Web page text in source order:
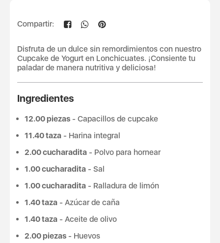
Compartir:
Disfruta de un dulce sin remordimientos con nuestro
Cupcake de Yogurt en Lonchicuates. ¡Consiente tu
paladar de manera nutritiva y deliciosa!
Ingredientes
12.00 piezas - Capacillos de cupcake
11.40 taza - Harina integral
2.00 cucharadita - Polvo para hornear
1.00 cucharadita - Sal
1.00 cucharadita - Ralladura de limón
1.40 taza - Azúcar de caña
1.40 taza - Aceite de olivo
2.00 piezas - Huevos